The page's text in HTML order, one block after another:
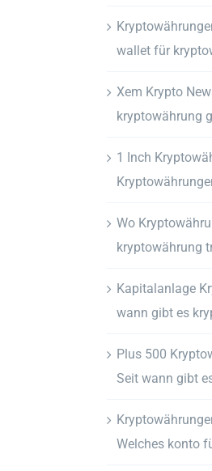
wallet für
Xem Krypto
kryptowährung
1 Inch
Wo
kryptowährung
Kapitalanlage
wann gibt es
Plus 500
Seit wann gibt
Welches konto